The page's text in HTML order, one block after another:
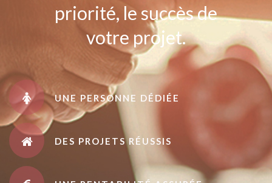
priorité, le succès de
votre projet.
UNE PERSONNE DÉDIÉE
DES PROJETS RÉUSSIS